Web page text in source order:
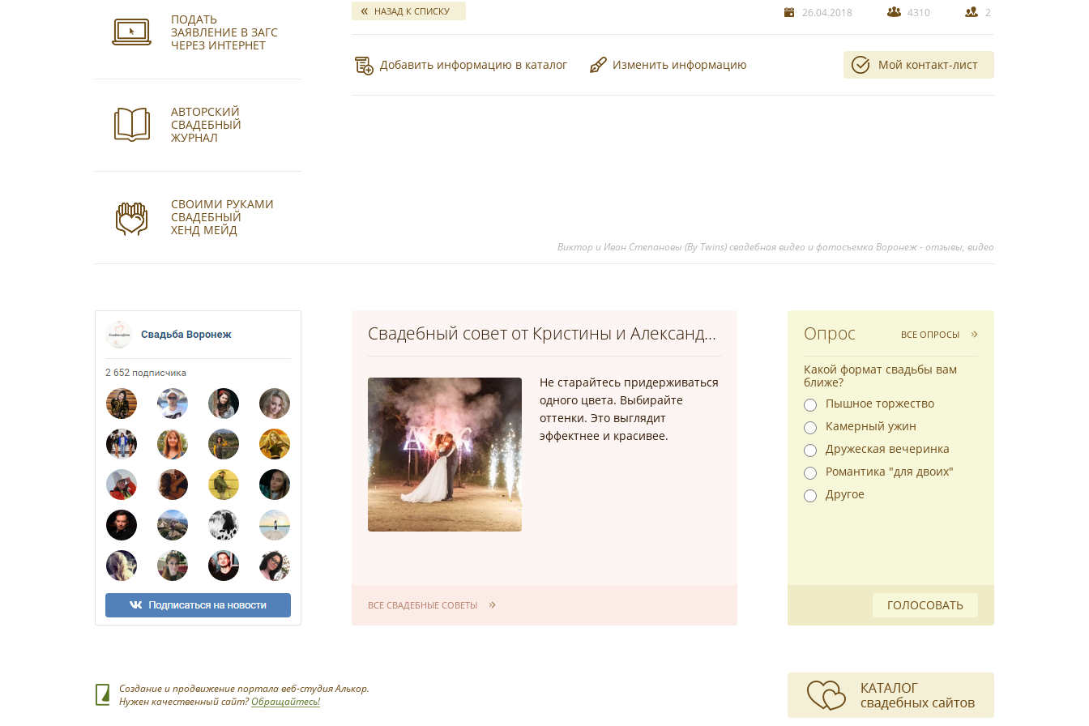
*
НАЗАД К СПИСКУ 26.04.2018 4310 2
Добавить информацию в каталог Изменить информацию Мой контакт-лист
Виктор и Иван Степановы (By Twins) свадебная видео и фотосъемка Воронеж - отзывы, видео
ПОДАТЬ
ЗАЯВЛЕНИЕ В ЗАГС
ЧЕРЕЗ ИНТЕРНЕТ
АВТОРСКИЙ
СВАДЕБНЫЙ
ЖУРНАЛ
СВОИМИ РУКАМИ
СВАДЕБНЫЙ
ХЕНД МЕЙД
Свадебный совет от Кристины и Александра
Не старайтесь придерживаться
одного цвета. Выбирайте
оттенки. Это выглядит
эффектнее и красивее.
ВСЕ СВАДЕБНЫЕ СОВЕТЫ
Опрос ВСЕ ОПРОСЫ
Какой формат свадьбы вам
ближе?
Пышное торжество
Камерный ужин
Дружеская вечеринка
Романтика "для двоих"
Другое
ГОЛОСОВАТЬ
Создание и продвижение портала веб-студия Алькор.
Нужен качественный сайт?Обращайтесь!